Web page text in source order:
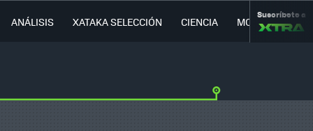
ANÁLISIS XATAKA SELECCIÓN CIENCIA MOVILIDAD
Suscríbete a